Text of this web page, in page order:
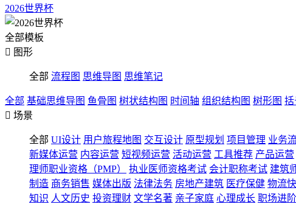
2026世界杯
全部模板
 图形
全部 流程图 思维导图 思维笔记
全部 基础思维导图 鱼骨图 树状结构图 时间轴 组织结构图 树形图 括
 场景
全部 UI设计 用户旅程地图 交互设计 原型规划 项目管理 业务
新媒体运营 内容运营 短视频运营 活动运营 工具推荐 产品运营
理师职业资格（PMP）
执业医师资格考试 会计职称考试 建筑
制造 商务销售 媒体出版 法律法务 房地产建筑 医疗保健 物流
知识 人文历史 投资理财 文学名著 亲子家庭 心理成长 职场进阶